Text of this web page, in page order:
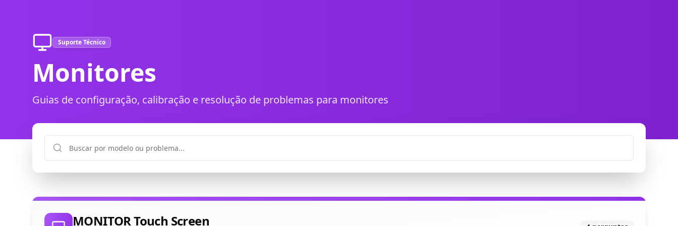
Suporte Técnico
Monitores
Guias de configuração, calibração e resolução de problemas para monitores
MONITOR Touch Screen